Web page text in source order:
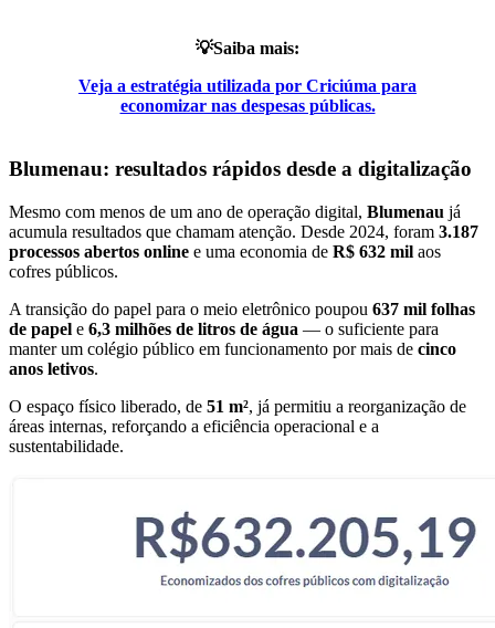
💡Saiba mais:
Veja a estratégia utilizada por Criciúma para
economizar nas despesas públicas.
Blumenau: resultados rápidos desde a digitalização
Mesmo com menos de um ano de operação digital, Blumenau já
acumula resultados que chamam atenção. Desde 2024, foram 3.187
processos abertos online e uma economia de R$ 632 mil aos
cofres públicos.
A transição do papel para o meio eletrônico poupou 637 mil folhas
de papel e 6,3 milhões de litros de água — o suficiente para
manter um colégio público em funcionamento por mais de cinco
anos letivos.
O espaço físico liberado, de 51 m², já permitiu a reorganização de
áreas internas, reforçando a eficiência operacional e a
sustentabilidade.